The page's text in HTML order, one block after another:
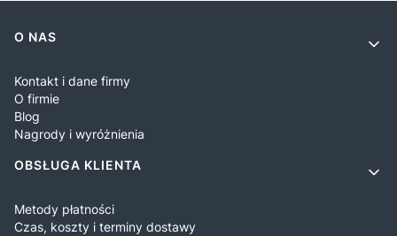
Linki w stopce
O NAS
Kontakt i dane firmy
O firmie
Blog
Nagrody i wyróżnienia
OBSŁUGA KLIENTA
Metody płatności
Czas, koszty i terminy dostawy